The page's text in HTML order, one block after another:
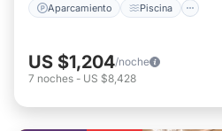
Aparcamiento Piscina
US $1,204/noche
7 noches - US $8,428